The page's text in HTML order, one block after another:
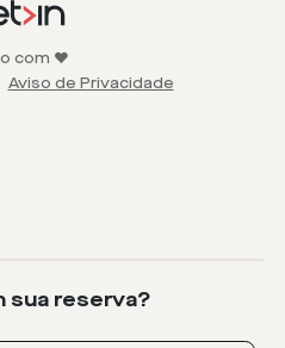
com ❤️
Aviso de Privacidade
sua reserva?